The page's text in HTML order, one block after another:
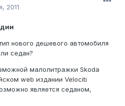
2011
нового дешевого автомобиля
седан?
малолитражки Skoda
web издании Velociti
является седаном,